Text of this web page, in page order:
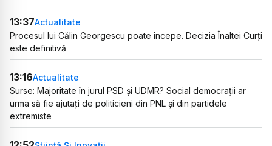
13:37Actualitate
Procesul lui Călin Georgescu poate începe. Decizia Înaltei Curți
este definitivă
13:16Actualitate
Surse: Majoritate în jurul PSD și UDMR? Social democrații ar
urma să fie ajutați de politicieni din PNL și din partidele
extremiste